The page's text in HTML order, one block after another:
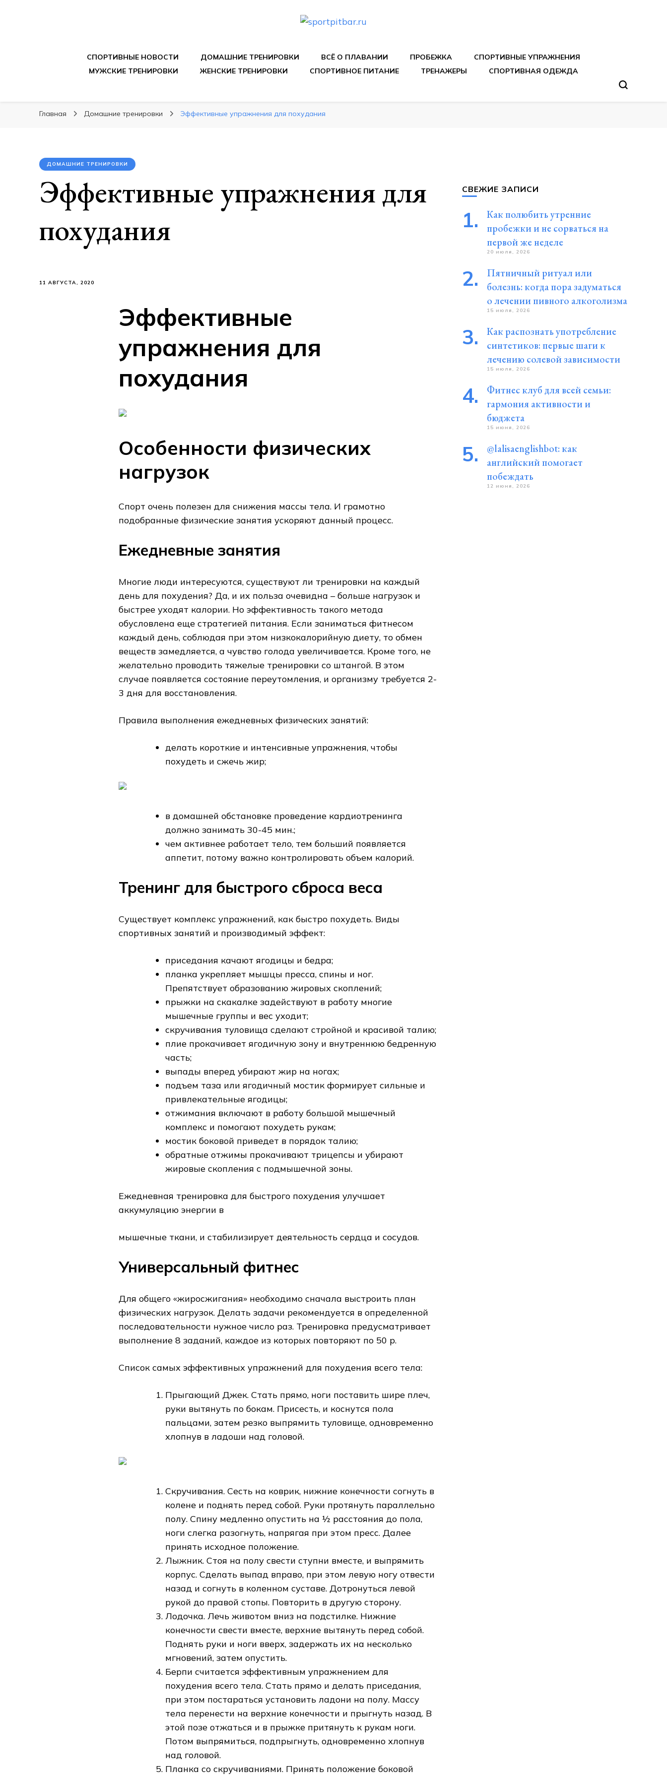
СПОРТИВНЫЕ НОВОСТИ ДОМАШНИЕ ТРЕНИРОВКИ ВСЁ О ПЛАВАНИИ ПРОБЕЖКА
СПОРТИВНЫЕ УПРАЖНЕНИЯ
МУЖСКИЕ ТРЕНИРОВКИ
ЖЕНСКИЕ ТРЕНИРОВКИ СПОРТИВНОЕ ПИТАНИЕ ТРЕНАЖЕРЫ СПОРТИВНАЯ ОДЕЖДА
Главная Домашние тренировки Эффективные упражнения для похудания
ДОМАШНИЕ ТРЕНИРОВКИ
Эффективные упражнения для
похудания
11 АВГУСТА, 2020
Эффективные
упражнения для
похудания
Особенности физических
нагрузок
Спорт очень полезен для снижения массы тела. И грамотно
подобранные физические занятия ускоряют данный процесс.
Ежедневные занятия
Многие люди интересуются, существуют ли тренировки на каждый
день для похудения? Да, и их польза очевидна – больше нагрузок и
быстрее уходят калории. Но эффективность такого метода
обусловлена еще стратегией питания. Если заниматься фитнесом
каждый день, соблюдая при этом низкокалорийную диету, то обмен
веществ замедляется, а чувство голода увеличивается. Кроме того, не
желательно проводить тяжелые тренировки со штангой. В этом
случае появляется состояние переутомления, и организму требуется 2-
3 дня для восстановления.
Правила выполнения ежедневных физических занятий:
делать короткие и интенсивные упражнения, чтобы
похудеть и сжечь жир;
в домашней обстановке проведение кардиотренинга
должно занимать 30-45 мин.;
чем активнее работает тело, тем больший появляется
аппетит, потому важно контролировать объем калорий.
Тренинг для быстрого сброса веса
Существует комплекс упражнений, как быстро похудеть. Виды
спортивных занятий и производимый эффект:
приседания качают ягодицы и бедра;
планка укрепляет мышцы пресса, спины и ног.
Препятствует образованию жировых скоплений;
прыжки на скакалке задействуют в работу многие
мышечные группы и вес уходит;
скручивания туловища сделают стройной и красивой талию;
плие прокачивает ягодичную зону и внутреннюю бедренную
часть;
выпады вперед убирают жир на ногах;
подъем таза или ягодичный мостик формирует сильные и
привлекательные ягодицы;
отжимания включают в работу большой мышечный
комплекс и помогают похудеть рукам;
мостик боковой приведет в порядок талию;
обратные отжимы прокачивают трицепсы и убирают
жировые скопления с подмышечной зоны.
Ежедневная тренировка для быстрого похудения улучшает
аккумуляцию энергии в
мышечные ткани, и стабилизирует деятельность сердца и сосудов.
Универсальный фитнес
Для общего «жиросжигания» необходимо сначала выстроить план
физических нагрузок. Делать задачи рекомендуется в определенной
последовательности нужное число раз. Тренировка предусматривает
выполнение 8 заданий, каждое из которых повторяют по 50 р.
Список самых эффективных упражнений для похудения всего тела:
Прыгающий Джек. Стать прямо, ноги поставить шире плеч,
руки вытянуть по бокам. Присесть, и коснутся пола
пальцами, затем резко выпрямить туловище, одновременно
хлопнув в ладоши над головой.
Скручивания. Сесть на коврик, нижние конечности согнуть в
колене и поднять перед собой. Руки протянуть параллельно
полу. Спину медленно опустить на ½ расстояния до пола,
ноги слегка разогнуть, напрягая при этом пресс. Далее
принять исходное положение.
Лыжник. Стоя на полу свести ступни вместе, и выпрямить
корпус. Сделать выпад вправо, при этом левую ногу отвести
назад и согнуть в коленном суставе. Дотронуться левой
рукой до правой стопы. Повторить в другую сторону.
Лодочка. Лечь животом вниз на подстилке. Нижние
конечности свести вместе, верхние вытянуть перед собой.
Поднять руки и ноги вверх, задержать их на несколько
мгновений, затем опустить.
Берпи считается эффективным упражнением для
похудения всего тела. Стать прямо и делать приседания,
при этом постараться установить ладони на полу. Массу
тела перенести на верхние конечности и прыгнуть назад. В
этой позе отжаться и в прыжке притянуть к рукам ноги.
Потом выпрямиться, подпрыгнуть, одновременно хлопнув
над головой.
Планка со скручиваниями. Принять положение боковой
СВЕЖИЕ ЗАПИСИ
Как полюбить утренние
пробежки и не сорваться на
первой же неделе
20 июля, 2026
Пятничный ритуал или
болезнь: когда пора задуматься
о лечении пивного алкоголизма
15 июля, 2026
Как распознать употребление
синтетиков: первые шаги к
лечению солевой зависимости
15 июля, 2026
Фитнес клуб для всей семьи:
гармония активности и
бюджета
15 июня, 2026
@lalisaenglishbot: как
английский помогает
побеждать
12 июня, 2026